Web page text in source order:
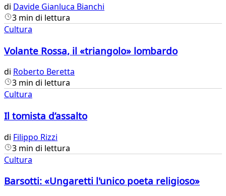
di Davide Gianluca Bianchi
3 min di lettura
Cultura
Volante Rossa, il «triangolo» lombardo
di Roberto Beretta
3 min di lettura
Cultura
Il tomista d’assalto
di Filippo Rizzi
3 min di lettura
Cultura
Barsotti: «Ungaretti l'unico poeta religioso»